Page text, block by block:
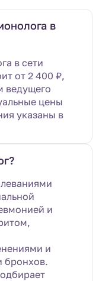
в
в сети
от 2 400 ₽,
ведущего
цены
указаны в
и
и
бронхов.